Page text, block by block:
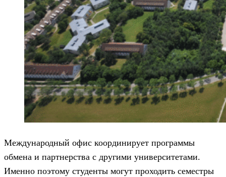
Международный офис координирует программы
обмена и партнерства с другими университетами.
Именно поэтому студенты могут проходить семестры